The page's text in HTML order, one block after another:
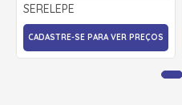
SERELEPE
CADASTRE-SE PARA VER PREÇOS